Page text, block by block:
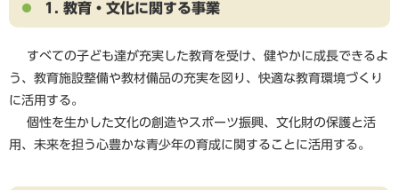
1. 教育・文化に関する事業
すべての子ども達が充実した教育を受け、健やかに成長できるよ
う、教育施設整備や教材備品の充実を図り、快適な教育環境づくり
に活用する。
個性を生かした文化の創造やスポーツ振興、文化財の保護と活
用、未来を担う心豊かな青少年の育成に関することに活用する。